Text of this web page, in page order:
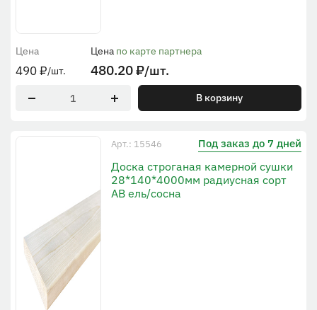
Цена
490₽/шт.
Цена по карте партнера
480.20₽/шт.
В корзину
Арт.: 15546 Под заказ до 7 дней
Доска строганая камерной сушки
28*140*4000мм радиусная сорт
АВ ель/сосна